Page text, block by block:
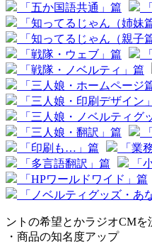
「五か国語共通」篇
「知ってるじゃん（姉妹
「知ってるじゃん（親子
「戦隊・ウェブ」篇
「戦隊・ノベルティ」篇
「三人娘・ホームページ
「三人娘・印刷デザイン
「三人娘・ノベルティグ
「三人娘・翻訳」篇
「印刷も…」篇
「業
「多言語翻訳」篇
「
「HPワールドワイド」篇
「ノベルティグッズ・あ
ントの希望とかラジオCMを
・商品の知名度アップ